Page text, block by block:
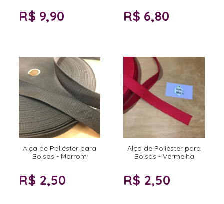
R$ 9,90 R$ 6,80
Alça de Poliéster para
Bolsas - Marrom
R$ 2,50
Alça de Poliéster para
Bolsas - Vermelha
R$ 2,50